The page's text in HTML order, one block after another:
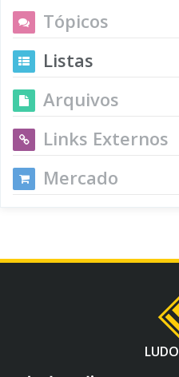
Tópicos
Listas
Arquivos
Links Externos
Mercado
LUDO